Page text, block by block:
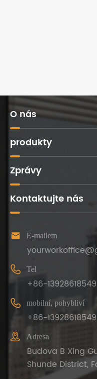
O nás
produkty
Zprávy
Kontaktujte nás
 E-mailem
 Tel
+86-13928618549
 mobilní, pohybliví
+86-13928618549
 Adresa
Budova B Xing
Shunde District,